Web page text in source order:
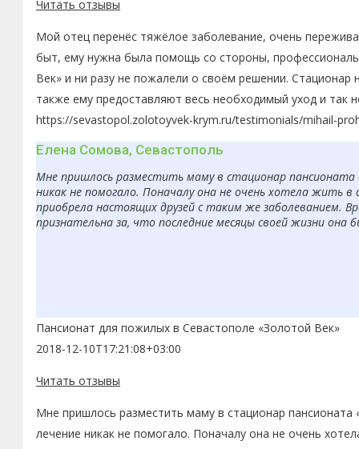
Читать отзывы
Мой отец перенёс тяжёлое заболевание, очень
быт, ему нужна была помощь со стороны,
Век» и ни разу не пожалели о своём решении.
также ему предоставляют весь необходимый уход и так
https://sevastopol.zolotoyvek-krym.ru/testimonials/mihail-
Елена Сомова, Севастополь
Мне пришлось разместить маму в стационар пансионата
никак не помогало. Поначалу она не очень хотела жить
приобрела настоящих друзей с таким же заболеванием.
признательна за, что последние месяцы своей жизни
Пансионат для пожилых в Севастополе «Золотой Век»
2018-12-10T17:21:08+03:00
Читать отзывы
Мне пришлось разместить маму в стационар
лечение никак не помогало. Поначалу она не очень